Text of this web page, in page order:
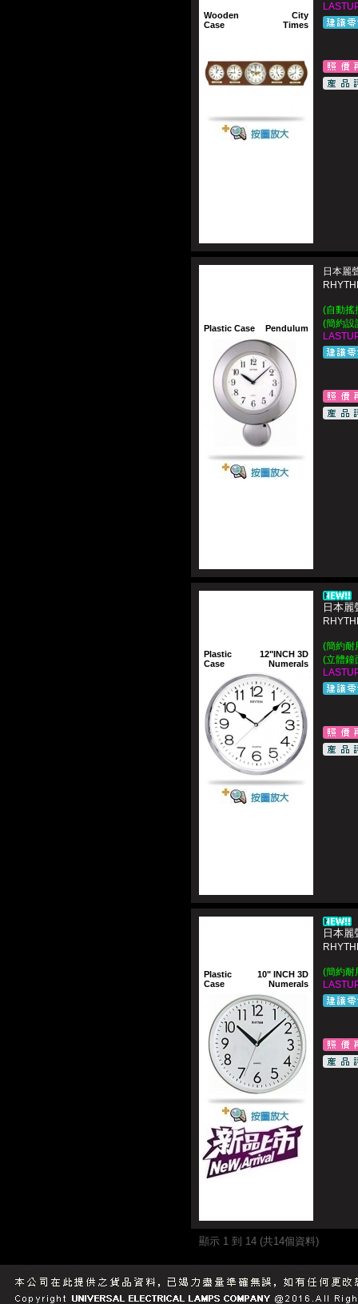
Wooden
Case
City
Times
Plastic Case Pendulum
日本麗
(自動搖
(簡約設
Plastic
Case
12"INCH 3D
Numerals
日本麗
(簡約耐
(立體鐘
Plastic
Case
10" INCH 3D
Numerals
日本麗
(簡約耐
顯示 1 到 14 (共14個資料)